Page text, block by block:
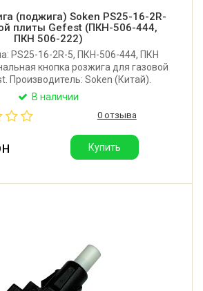
(поджига) Soken PS25-16-2R-
плиты Gefest (ПКН-506-444,
ПКН 506-222)
PS25-16-2R-5, ПКН-506-444, ПКН
кнопка розжига для газовой
Производитель: Soken (Китай).
В наличии
0 отзыва
Купить